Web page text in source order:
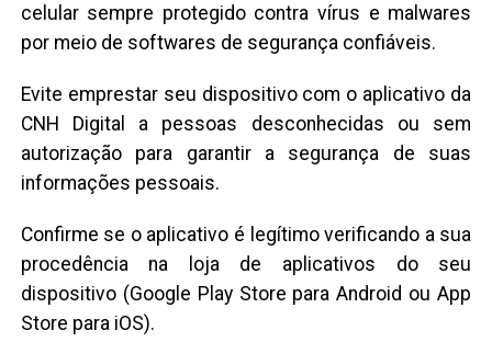
celular sempre protegido contra vírus e malwares
por meio de softwares de segurança confiáveis.
Evite emprestar seu dispositivo com o aplicativo da
CNH Digital a pessoas desconhecidas ou sem
autorização para garantir a segurança de suas
informações pessoais.
Confirme se o aplicativo é legítimo verificando a sua
procedência na loja de aplicativos do seu
dispositivo (Google Play Store para Android ou App
Store para iOS).